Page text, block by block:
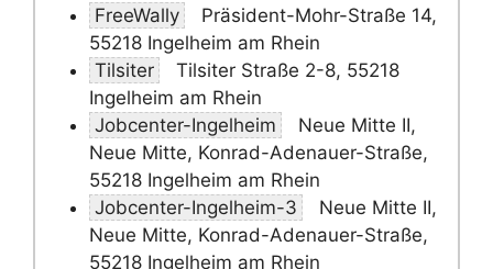
FreeWally
Präsident-Mohr-Straße 14,
55218 Ingelheim am Rhein
Tilsiter
Tilsiter Straße 2-8, 55218
Ingelheim am Rhein
Jobcenter-Ingelheim
Neue Mitte II,
Neue Mitte, Konrad-Adenauer-Straße,
55218 Ingelheim am Rhein
Jobcenter-Ingelheim-3
Neue Mitte II,
Neue Mitte, Konrad-Adenauer-Straße,
55218 Ingelheim am Rhein